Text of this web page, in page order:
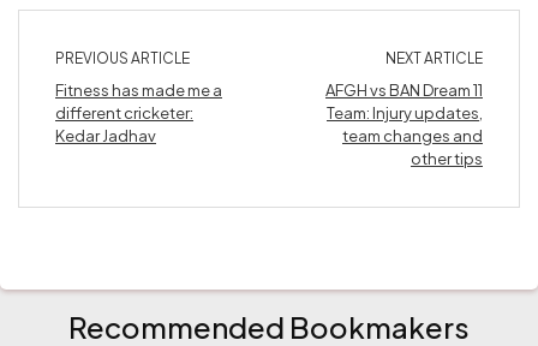
PREVIOUS ARTICLE
Fitness has made me a
different cricketer:
Kedar Jadhav
NEXT ARTICLE
AFGH vs BAN Dream 11
Team: Injury updates,
team changes and
other tips
Recommended Bookmakers